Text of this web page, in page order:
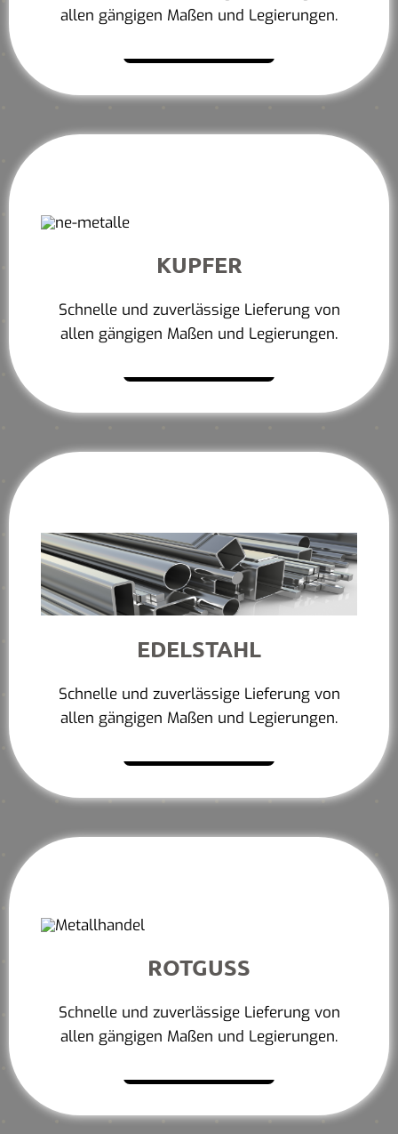
allen gängigen Maßen und Legierungen.
KUPFER
Schnelle und zuverlässige Lieferung von
allen gängigen Maßen und Legierungen.
EDELSTAHL
Schnelle und zuverlässige Lieferung von
allen gängigen Maßen und Legierungen.
ROTGUSS
Schnelle und zuverlässige Lieferung von
allen gängigen Maßen und Legierungen.